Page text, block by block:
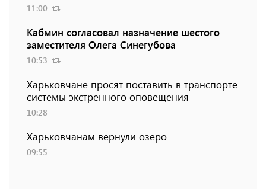
11:00
Кабмин согласовал назначение шестого
заместителя Олега Синегубова
10:53
Харьковчане просят поставить в транспорте
системы экстренного оповещения
10:28
Харьковчанам вернули озеро
09:55